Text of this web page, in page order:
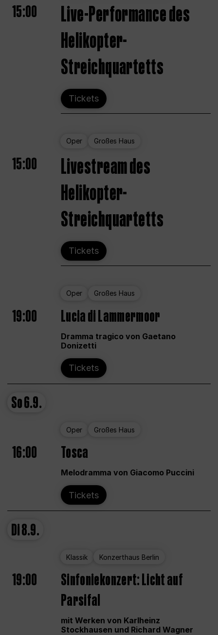
15:00
Live-Performance des
Helikopter-
Streichquartetts
Tickets
Oper Großes Haus
15:00
Livestream des
Helikopter-
Streichquartetts
Tickets
Oper Großes Haus
19:00 Lucia di Lammermoor
Dramma tragico von Gaetano
Donizetti
Tickets
So6.9.
Oper Großes Haus
16:00 Tosca
Melodramma von Giacomo Puccini
Tickets
Di8.9.
Klassik Konzerthaus Berlin
19:00
Sinfoniekonzert: Licht auf
Parsifal
mit Werken von Karlheinz
Stockhausen und Richard Wagner